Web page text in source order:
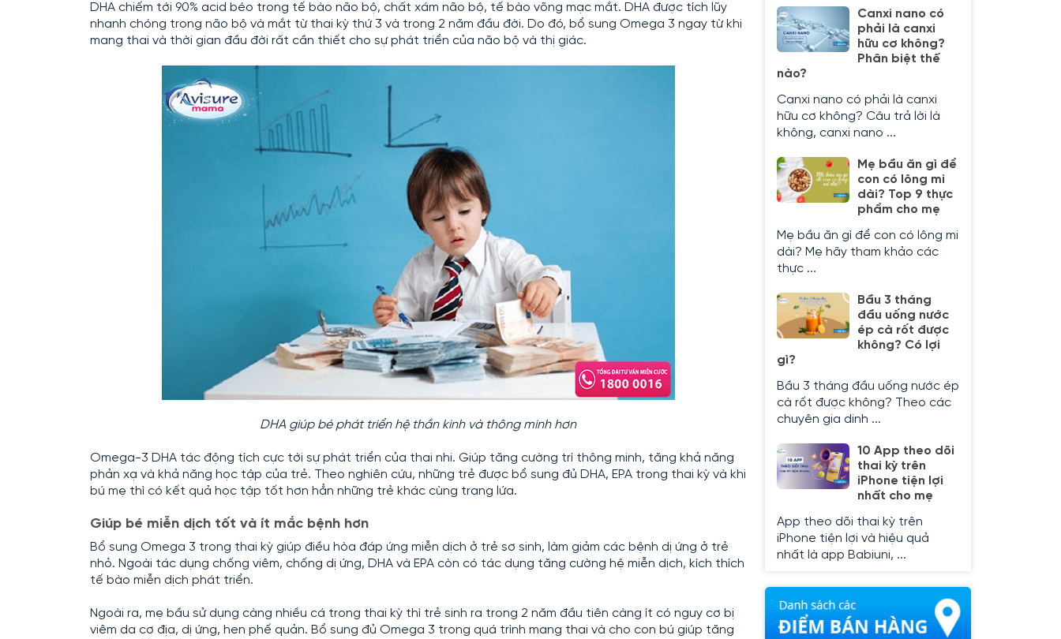
DHA chiếm tới 90% acid béo trong tế bào não bộ, chất xám não bộ, tế bào võng mạc mắt. DHA được tích lũy
nhanh chóng trong não bộ và mắt từ thai kỳ thứ 3 và trong 2 năm đầu đời. Do đó, bổ sung Omega 3 ngay từ khi
mang thai và thời gian đầu đời rất cần thiết cho sự phát triển của não bộ và thị giác.
DHA giúp bé phát triển hệ thần kinh và thông minh hơn
Omega-3 DHA tác động tích cực tới sự phát triển của thai nhi. Giúp tăng cường trí thông minh, tăng khả năng
phản xạ và khả năng học tập của trẻ. Theo nghiên cứu, những trẻ được bổ sung đủ DHA, EPA trong thai kỳ và khi
bú mẹ thì có kết quả học tập tốt hơn hẳn những trẻ khác cùng trang lứa.
Giúp bé miễn dịch tốt và ít mắc bệnh hơn
Bổ sung Omega 3 trong thai kỳ giúp điều hòa đáp ứng miễn dịch ở trẻ sơ sinh, làm giảm các bệnh dị ứng ở trẻ
nhỏ. Ngoài tác dụng chống viêm, chống dị ứng, DHA và EPA còn có tác dụng tăng cường hệ miễn dịch, kích thích
tế bào miễn dịch phát triển.
Ngoài ra, mẹ bầu sử dụng càng nhiều cá trong thai kỳ thì trẻ sinh ra trong 2 năm đầu tiên càng ít có nguy cơ bị
viêm da cơ địa, dị ứng, hen phế quản. Bổ sung đủ Omega 3 trong quá trình mang thai và cho con bú giúp tăng
Canxi nano có
phải là canxi
hữu cơ không?
Phân biệt thế
nào?
Canxi nano có phải là canxi
hữu cơ không? Câu trả lời là
không, canxi nano ...
Mẹ bầu ăn gì để
con có lông mi
dài? Top 9 thực
phẩm cho mẹ
Mẹ bầu ăn gì để con có lông mi
dài? Mẹ hãy tham khảo các
thực ...
Bầu 3 tháng
đầu uống nước
ép cà rốt được
không? Có lợi
gì?
Bầu 3 tháng đầu uống nước ép
cà rốt được không? Theo các
chuyên gia dinh ...
10 App theo dõi
thai kỳ trên
iPhone tiện lợi
nhất cho mẹ
App theo dõi thai kỳ trên
iPhone tiện lợi và hiệu quả
nhất là app Babiuni, ...